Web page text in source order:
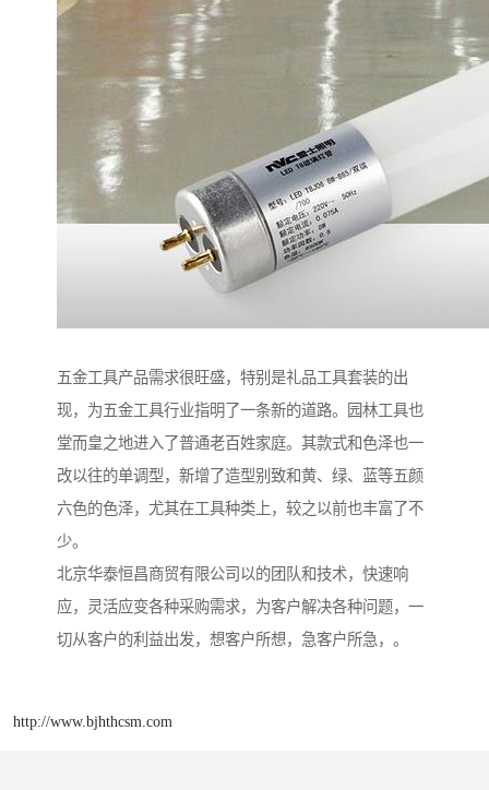
五金工具产品需求很旺盛，特别是礼品工具套装的出
现，为五金工具行业指明了一条新的道路。园林工具也
堂而皇之地进入了普通老百姓家庭。其款式和色泽也一
改以往的单调型，新增了造型别致和黄、绿、蓝等五颜
六色的色泽，尤其在工具种类上，较之以前也丰富了不
少。
北京华泰恒昌商贸有限公司以的团队和技术，快速响
应，灵活应变各种采购需求，为客户解决各种问题，一
切从客户的利益出发，想客户所想，急客户所急，。
http://www.bjhthcsm.com